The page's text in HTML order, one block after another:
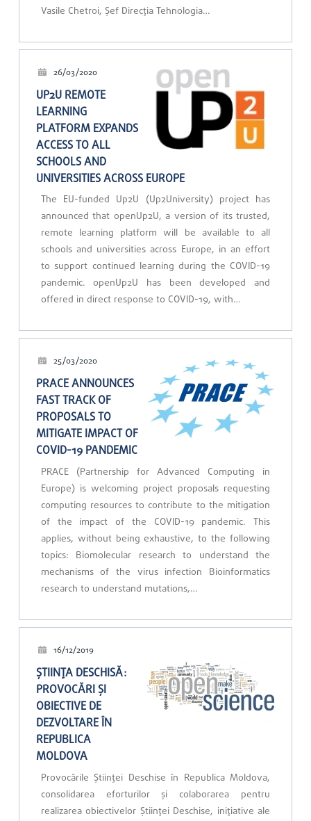
Vasile Chetroi, Șef Direcția Tehnologia…
26/03/2020
UP2U REMOTE
LEARNING
PLATFORM EXPANDS
ACCESS TO ALL
SCHOOLS AND
UNIVERSITIES ACROSS EUROPE
The EU-funded Up2U (Up2University) project has
announced that openUp2U, a version of its trusted,
remote learning platform will be available to all
schools and universities across Europe, in an effort
to support continued learning during the COVID-19
pandemic. openUp2U has been developed and
offered in direct response to COVID-19, with…
25/03/2020
PRACE ANNOUNCES
FAST TRACK OF
PROPOSALS TO
MITIGATE IMPACT OF
COVID-19 PANDEMIC
PRACE (Partnership for Advanced Computing in
Europe) is welcoming project proposals requesting
computing resources to contribute to the mitigation
of the impact of the COVID-19 pandemic. This
applies, without being exhaustive, to the following
topics: Biomolecular research to understand the
mechanisms of the virus infection Bioinformatics
research to understand mutations,…
16/12/2019
ȘTIINȚA DESCHISĂ:
PROVOCĂRI ȘI
OBIECTIVE DE
DEZVOLTARE ÎN
REPUBLICA
MOLDOVA
Provocările Științei Deschise în Republica Moldova,
consolidarea eforturilor și colaborarea pentru
realizarea obiectivelor Științei Deschise, inițiative ale